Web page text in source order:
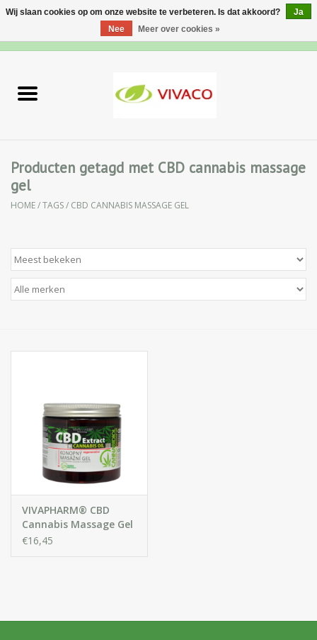
Lichaamsverzorging
Natuurlijke Kruiden
Apotheek
Parfum
Voor Salons
Gift sets
Producten getagd met CBD cannabis massage
gel
HOME/TAGS/ CBD CANNABIS MASSAGE GEL
VIVAPHARM® CBD
Cannabis Massage Gel
met Cannabisolie
€16,45
Wij slaan cookies op om onze website te verbeteren. Is dat akkoord?
Ja
Nee
Meer over cookies »